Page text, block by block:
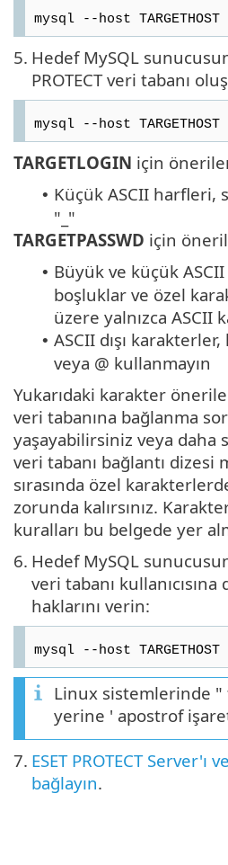
mysql --host TARGETHOST -
5. Hedef MySQL
PROTECT veri tabanı
mysql --host TARGETHOST
TARGETLOGIN için
• Küçük ASCII harfleri,
"_"
TARGETPASSWD için
• Büyük ve küçük
boşluklar ve özel
üzere yalnızca ASCII
• ASCII dışı
veya @ kullanmayın
Yukarıdaki karakter
veri tabanına bağlanma
yaşayabilirsiniz veya daha
veri tabanı bağlantı dizesi
sırasında özel
zorunda kalırsınız.
kuralları bu belgede yer
6. Hedef MySQL
veri tabanı
haklarını verin:
mysql --host TARGETHOST
Linux sistemlerinde "
yerine ' apostrof
7. ESET PROTECT Server'ı
bağlayın.